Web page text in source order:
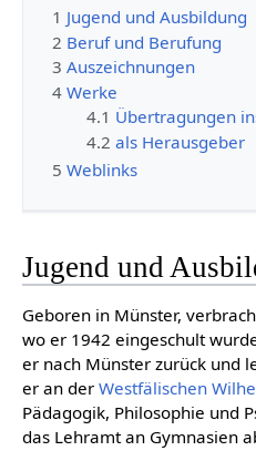
1 Jugend und Ausbildung
2 Beruf und Berufung
3 Auszeichnungen
4 Werke
4.1 Übertragungen
4.2 als Herausgeber
5 Weblinks
Jugend und
Geboren in Münster,
wo er 1942 eingeschult
er nach Münster zurück und
er an derWestfälischen
Pädagogik, Philosophie und
das Lehramt an Gymnasien